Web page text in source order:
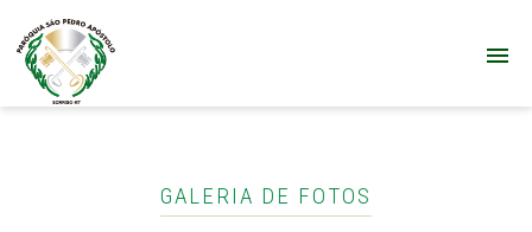
GALERIA DE FOTOS